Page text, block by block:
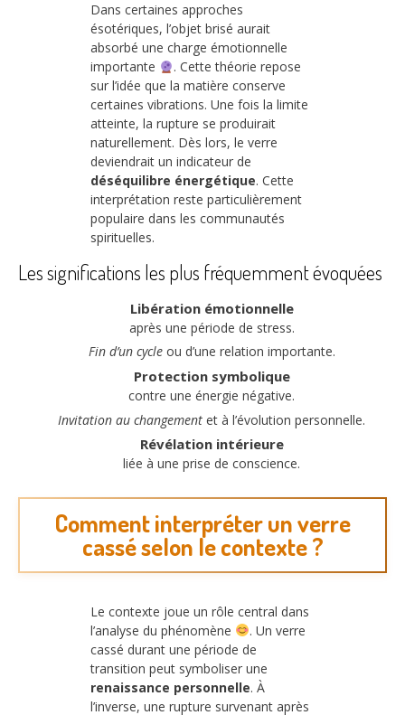
Dans certaines approches
ésotériques, l’objet brisé aurait
absorbé une charge émotionnelle
importante
. Cette théorie repose
sur l’idée que la matière conserve
certaines vibrations. Une fois la limite
atteinte, la rupture se produirait
naturellement. Dès lors, le verre
deviendrait un indicateur de
déséquilibre énergétique. Cette
interprétation reste particulièrement
populaire dans les communautés
spirituelles.
Les significations les plus fréquemment évoquées
Libération émotionnelle
après une période de stress.
Fin d’un cycleou d’une relation importante.
Protection symbolique
contre une énergie négative.
Invitation au changement et à l’évolution personnelle.
Révélation intérieure
liée à une prise de conscience.
Comment interpréter un verre
cassé selon le contexte ?
Le contexte joue un rôle central dans
l’analyse du phénomène
. Un verre
cassé durant une période de
transition peut symboliser une
renaissance personnelle. À
l’inverse, une rupture survenant après